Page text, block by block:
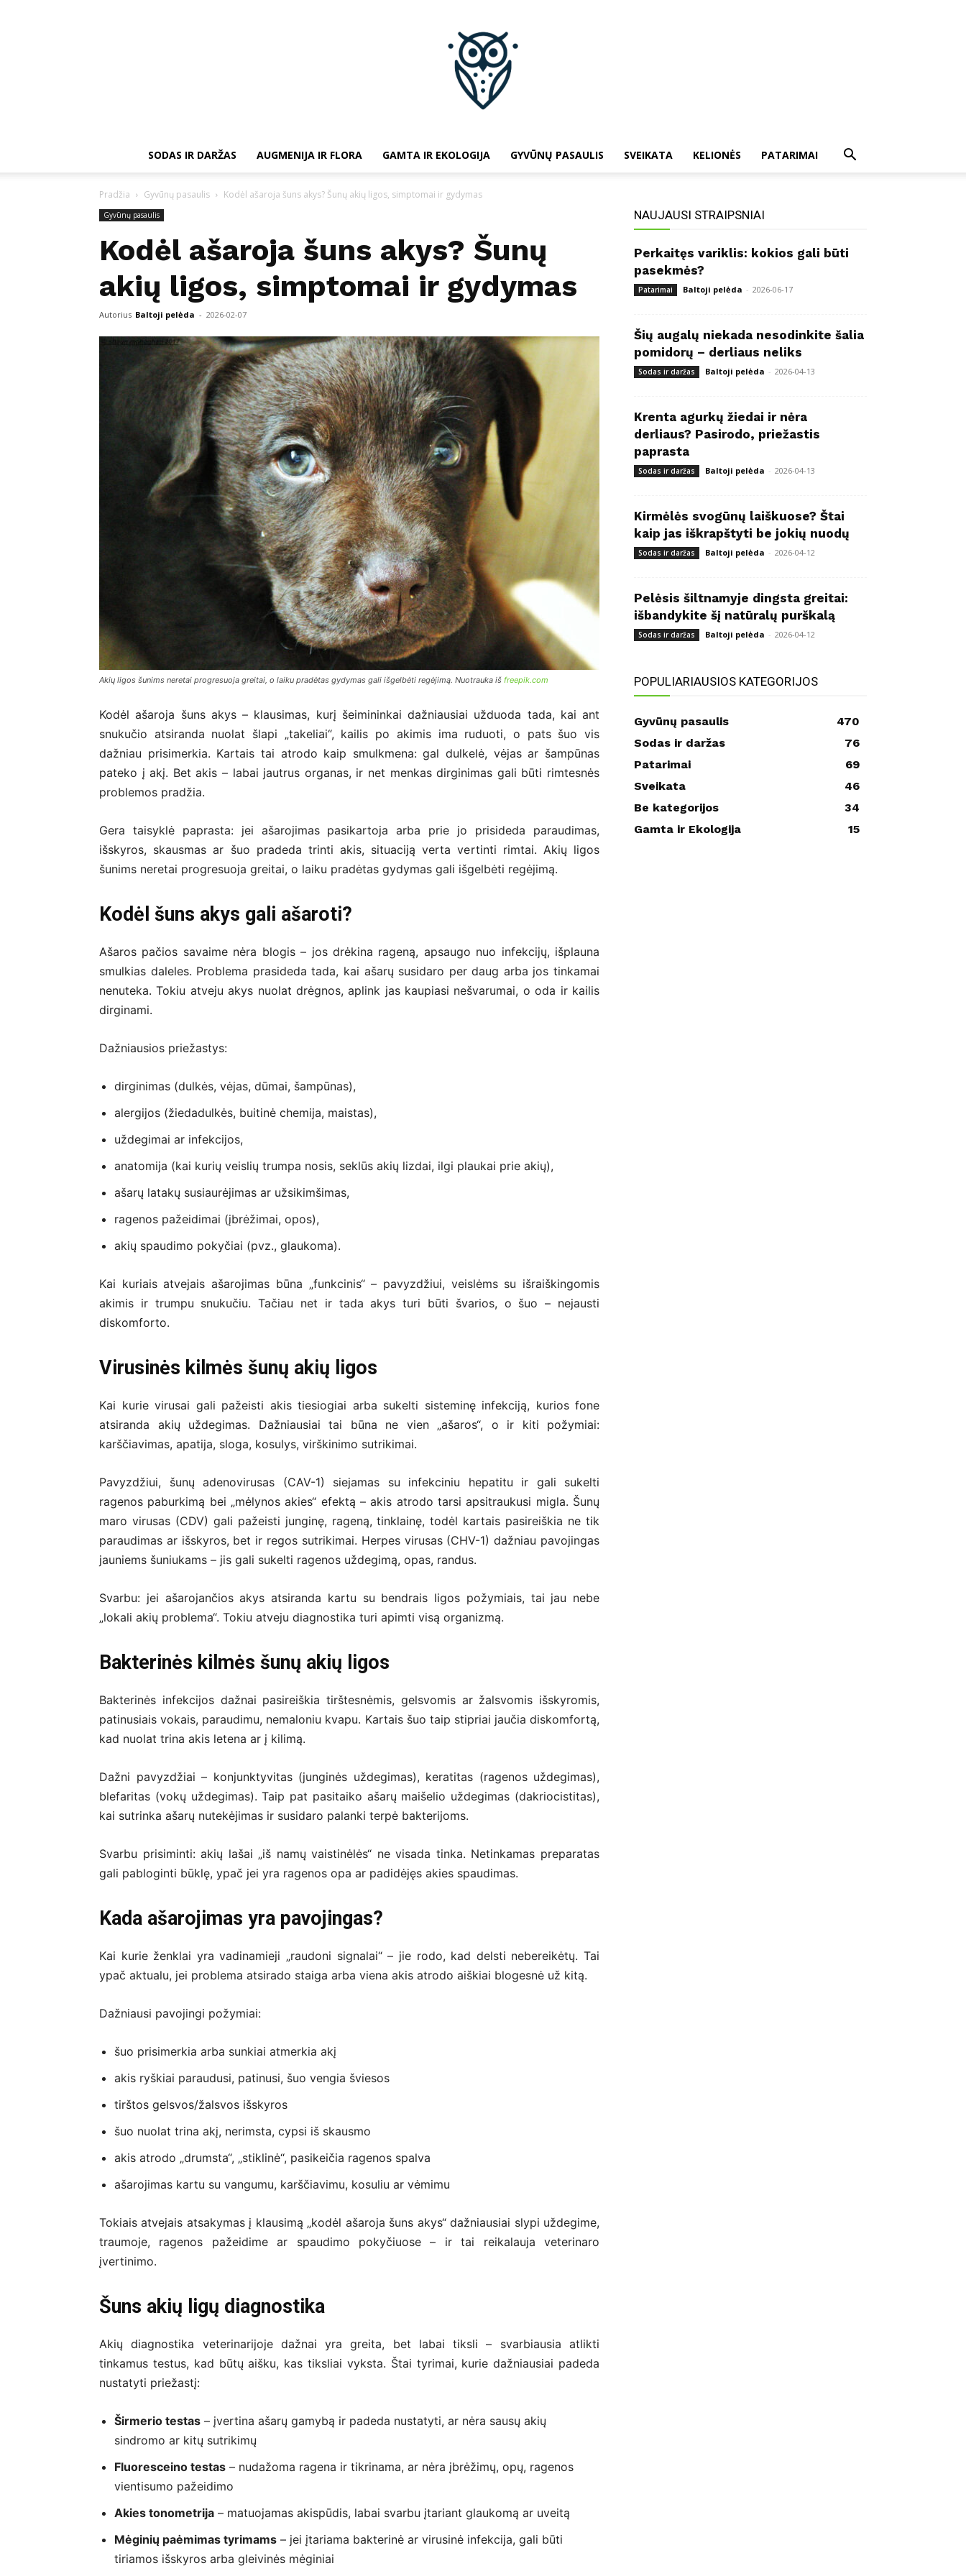
SODAS IR DARŽAS AUGMENIJA IR FLORA GAMTA IR EKOLOGIJA GYVŪNŲ PASAULIS SVEIKATA KELIONĖS PATARIMAI
Pradžia Gyvūnų pasaulis Kodėl ašaroja šuns akys? Šunų akių ligos, simptomai ir gydymas
Gyvūnų pasaulis
Kodėl ašaroja šuns akys? Šunų
akių ligos, simptomai ir gydymas
Autorius Baltoji pelėda - 2026-02-07
Akių ligos šunims neretai progresuoja greitai, o laiku pradėtas gydymas gali išgelbėti regėjimą. Nuotrauka iš freepik.com
Kodėl ašaroja šuns akys – klausimas, kurį šeimininkai dažniausiai užduoda tada, kai ant
snukučio atsiranda nuolat šlapi „takeliai“, kailis po akimis ima ruduoti, o pats šuo vis
dažniau prisimerkia. Kartais tai atrodo kaip smulkmena: gal dulkelė, vėjas ar šampūnas
pateko į akį. Bet akis – labai jautrus organas, ir net menkas dirginimas gali būti rimtesnės
problemos pradžia.
Gera taisyklė paprasta: jei ašarojimas pasikartoja arba prie jo prisideda paraudimas,
išskyros, skausmas ar šuo pradeda trinti akis, situaciją verta vertinti rimtai. Akių ligos
šunims neretai progresuoja greitai, o laiku pradėtas gydymas gali išgelbėti regėjimą.
Kodėl šuns akys gali ašaroti?
Ašaros pačios savaime nėra blogis – jos drėkina rageną, apsaugo nuo infekcijų, išplauna
smulkias daleles. Problema prasideda tada, kai ašarų susidaro per daug arba jos tinkamai
nenuteka. Tokiu atveju akys nuolat drėgnos, aplink jas kaupiasi nešvarumai, o oda ir kailis
dirginami.
Dažniausios priežastys:
dirginimas (dulkės, vėjas, dūmai, šampūnas),
alergijos (žiedadulkės, buitinė chemija, maistas),
uždegimai ar infekcijos,
anatomija (kai kurių veislių trumpa nosis, seklūs akių lizdai, ilgi plaukai prie akių),
ašarų latakų susiaurėjimas ar užsikimšimas,
ragenos pažeidimai (įbrėžimai, opos),
akių spaudimo pokyčiai (pvz., glaukoma).
Kai kuriais atvejais ašarojimas būna „funkcinis“ – pavyzdžiui, veislėms su išraiškingomis
akimis ir trumpu snukučiu. Tačiau net ir tada akys turi būti švarios, o šuo – nejausti
diskomforto.
Virusinės kilmės šunų akių ligos
Kai kurie virusai gali pažeisti akis tiesiogiai arba sukelti sisteminę infekciją, kurios fone
atsiranda akių uždegimas. Dažniausiai tai būna ne vien „ašaros“, o ir kiti požymiai:
karščiavimas, apatija, sloga, kosulys, virškinimo sutrikimai.
Pavyzdžiui, šunų adenovirusas (CAV-1) siejamas su infekciniu hepatitu ir gali sukelti
ragenos paburkimą bei „mėlynos akies“ efektą – akis atrodo tarsi apsitraukusi migla. Šunų
maro virusas (CDV) gali pažeisti junginę, rageną, tinklainę, todėl kartais pasireiškia ne tik
paraudimas ar išskyros, bet ir regos sutrikimai. Herpes virusas (CHV-1) dažniau pavojingas
jauniems šuniukams – jis gali sukelti ragenos uždegimą, opas, randus.
Svarbu: jei ašarojančios akys atsiranda kartu su bendrais ligos požymiais, tai jau nebe
„lokali akių problema“. Tokiu atveju diagnostika turi apimti visą organizmą.
Bakterinės kilmės šunų akių ligos
Bakterinės infekcijos dažnai pasireiškia tirštesnėmis, gelsvomis ar žalsvomis išskyromis,
patinusiais vokais, paraudimu, nemaloniu kvapu. Kartais šuo taip stipriai jaučia diskomfortą,
kad nuolat trina akis letena ar į kilimą.
Dažni pavyzdžiai – konjunktyvitas (junginės uždegimas), keratitas (ragenos uždegimas),
blefaritas (vokų uždegimas). Taip pat pasitaiko ašarų maišelio uždegimas (dakriocistitas),
kai sutrinka ašarų nutekėjimas ir susidaro palanki terpė bakterijoms.
Svarbu prisiminti: akių lašai „iš namų vaistinėlės“ ne visada tinka. Netinkamas preparatas
gali pabloginti būklę, ypač jei yra ragenos opa ar padidėjęs akies spaudimas.
Kada ašarojimas yra pavojingas?
Kai kurie ženklai yra vadinamieji „raudoni signalai“ – jie rodo, kad delsti nebereikėtų. Tai
ypač aktualu, jei problema atsirado staiga arba viena akis atrodo aiškiai blogesnė už kitą.
Dažniausi pavojingi požymiai:
šuo prisimerkia arba sunkiai atmerkia akį
akis ryškiai paraudusi, patinusi, šuo vengia šviesos
tirštos gelsvos/žalsvos išskyros
šuo nuolat trina akį, nerimsta, cypsi iš skausmo
akis atrodo „drumsta“, „stiklinė“, pasikeičia ragenos spalva
ašarojimas kartu su vangumu, karščiavimu, kosuliu ar vėmimu
Tokiais atvejais atsakymas į klausimą „kodėl ašaroja šuns akys“ dažniausiai slypi uždegime,
traumoje, ragenos pažeidime ar spaudimo pokyčiuose – ir tai reikalauja veterinaro
įvertinimo.
Šuns akių ligų diagnostika
Akių diagnostika veterinarijoje dažnai yra greita, bet labai tiksli – svarbiausia atlikti
tinkamus testus, kad būtų aišku, kas tiksliai vyksta. Štai tyrimai, kurie dažniausiai padeda
nustatyti priežastį:
Širmerio testas – įvertina ašarų gamybą ir padeda nustatyti, ar nėra sausų akių
sindromo ar kitų sutrikimų
Fluoresceino testas – nudažoma ragena ir tikrinama, ar nėra įbrėžimų, opų, ragenos
vientisumo pažeidimo
Akies tonometrija – matuojamas akispūdis, labai svarbu įtariant glaukomą ar uveitą
Mėginių paėmimas tyrimams – jei įtariama bakterinė ar virusinė infekcija, gali būti
tiriamos išskyros arba gleivinės mėginiai
NAUJAUSI STRAIPSNIAI
Perkaitęs variklis: kokios gali būti
pasekmės?
Patarimai Baltoji pelėda - 2026-06-17
Šių augalų niekada nesodinkite šalia
pomidorų – derliaus neliks
Sodas ir daržas Baltoji pelėda - 2026-04-13
Krenta agurkų žiedai ir nėra
derliaus? Pasirodo, priežastis
paprasta
Sodas ir daržas Baltoji pelėda - 2026-04-13
Kirmėlės svogūnų laiškuose? Štai
kaip jas iškrapštyti be jokių nuodų
Sodas ir daržas Baltoji pelėda - 2026-04-12
Pelėsis šiltnamyje dingsta greitai:
išbandykite šį natūralų purškalą
Sodas ir daržas Baltoji pelėda - 2026-04-12
POPULIARIAUSIOS KATEGORIJOS
Gyvūnų pasaulis
470
Sodas ir daržas
76
Patarimai
69
Sveikata
46
Be kategorijos
34
Gamta ir Ekologija
15